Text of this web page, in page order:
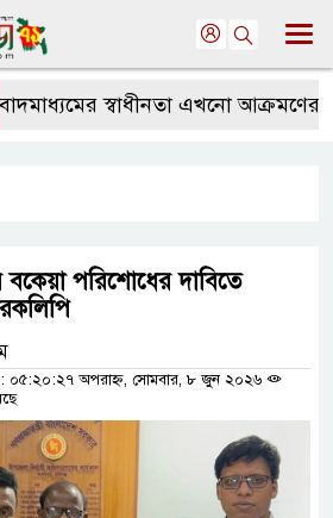
স্বাধীনতা এখনো আক্রমণের
বকেয়া পরিশোধের দাবিতে
অপরাহ্ন, সোমবার, ৮ জুন ২০২৬